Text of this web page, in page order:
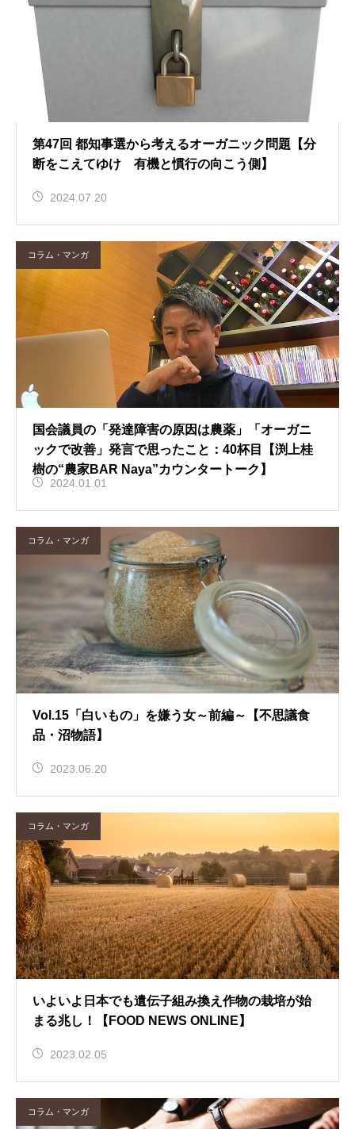
第47回 都知事選から考えるオーガニック問題【分
断をこえてゆけ 有機と慣行の向こう側】
2024.07.20
コラム・マンガ
国会議員の「発達障害の原因は農薬」「オーガニ
ックで改善」発言で思ったこと：40杯目【渕上桂
樹の“農家BAR Naya”カウンタートーク】
2024.01.01
コラム・マンガ
Vol.15「白いもの」を嫌う女～前編～【不思議食
品・沼物語】
2023.06.20
コラム・マンガ
いよいよ日本でも遺伝子組み換え作物の栽培が始
まる兆し！【FOOD NEWS ONLINE】
2023.02.05
コラム・マンガ